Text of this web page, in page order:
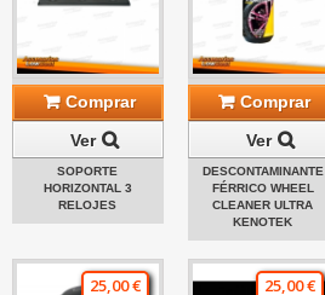
Comprar
Ver
SOPORTE
HORIZONTAL 3
RELOJES
Comprar
Ver
DESCONTAMINANTE
FÉRRICO WHEEL
CLEANER ULTRA
KENOTEK
25,00 € 25,00 €